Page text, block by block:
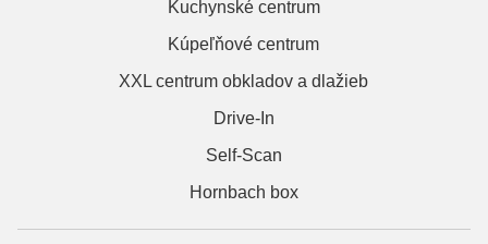
Kuchynské centrum
Kúpeľňové centrum
XXL centrum obkladov a dlažieb
Drive-In
Self-Scan
Hornbach box